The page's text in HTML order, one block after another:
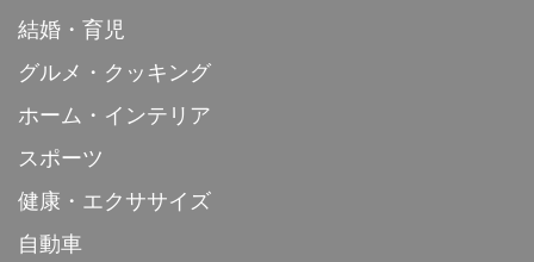
結婚・育児
グルメ・クッキング
ホーム・インテリア
スポーツ
健康・エクササイズ
自動車